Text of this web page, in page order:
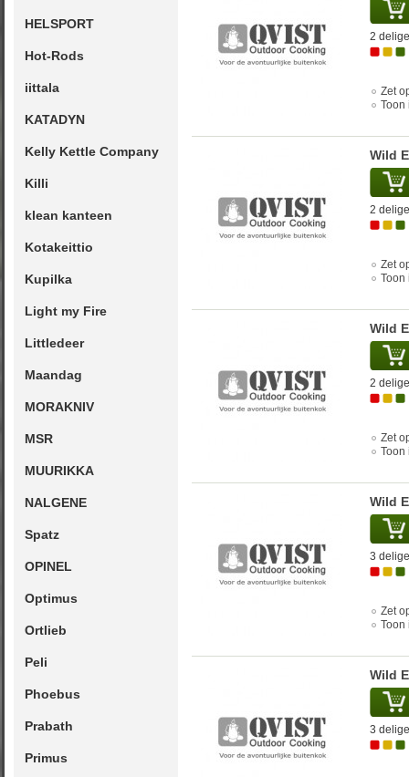
HELSPORT
Hot-Rods
iittala
KATADYN
Kelly Kettle Company
Killi
klean kanteen
Kotakeittio
Kupilka
Light my Fire
Littledeer
Maandag
MORAKNIV
MSR
MUURIKKA
NALGENE
Spatz
OPINEL
Optimus
Ortlieb
Peli
Phoebus
Prabath
Primus
2
Zet
Toon
Wild
2
Zet
Toon
Wild
2
Zet
Toon
Wild
3
Zet
Toon
Wild
3